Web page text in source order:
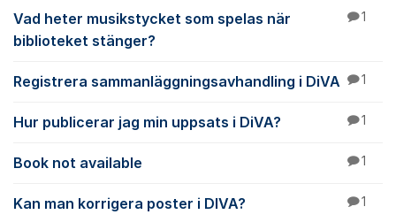
Vad heter musikstycket som spelas när
biblioteket stänger?
1
Registrera sammanläggningsavhandling i DiVA 1
Hur publicerar jag min uppsats i DiVA? 1
Book not available 1
Kan man korrigera poster i DIVA? 1